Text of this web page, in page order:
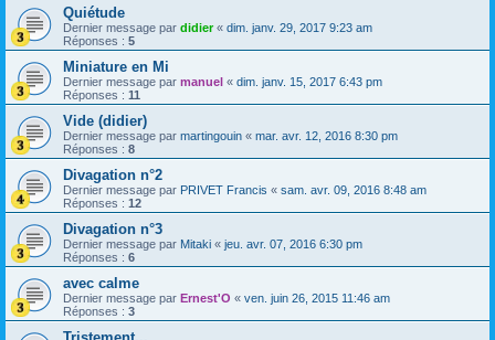
Quiétude
Dernier message par didier« dim. janv. 29, 2017 9:23 am
Réponses : 5
Miniature en Mi
Dernier message par manuel « dim. janv. 15, 2017 6:43 pm
Réponses : 11
Vide (didier)
Dernier message par martingouin « mar. avr. 12, 2016 8:30 pm
Réponses : 8
Divagation n°2
Dernier message par PRIVET Francis « sam. avr. 09, 2016 8:48 am
Réponses : 12
Divagation n°3
Dernier message par Mitaki « jeu. avr. 07, 2016 6:30 pm
Réponses : 6
avec calme
Dernier message par Ernest'O « ven. juin 26, 2015 11:46 am
Réponses : 3